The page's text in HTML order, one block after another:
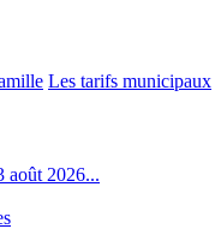
Les tarifs municipaux
août 2026...